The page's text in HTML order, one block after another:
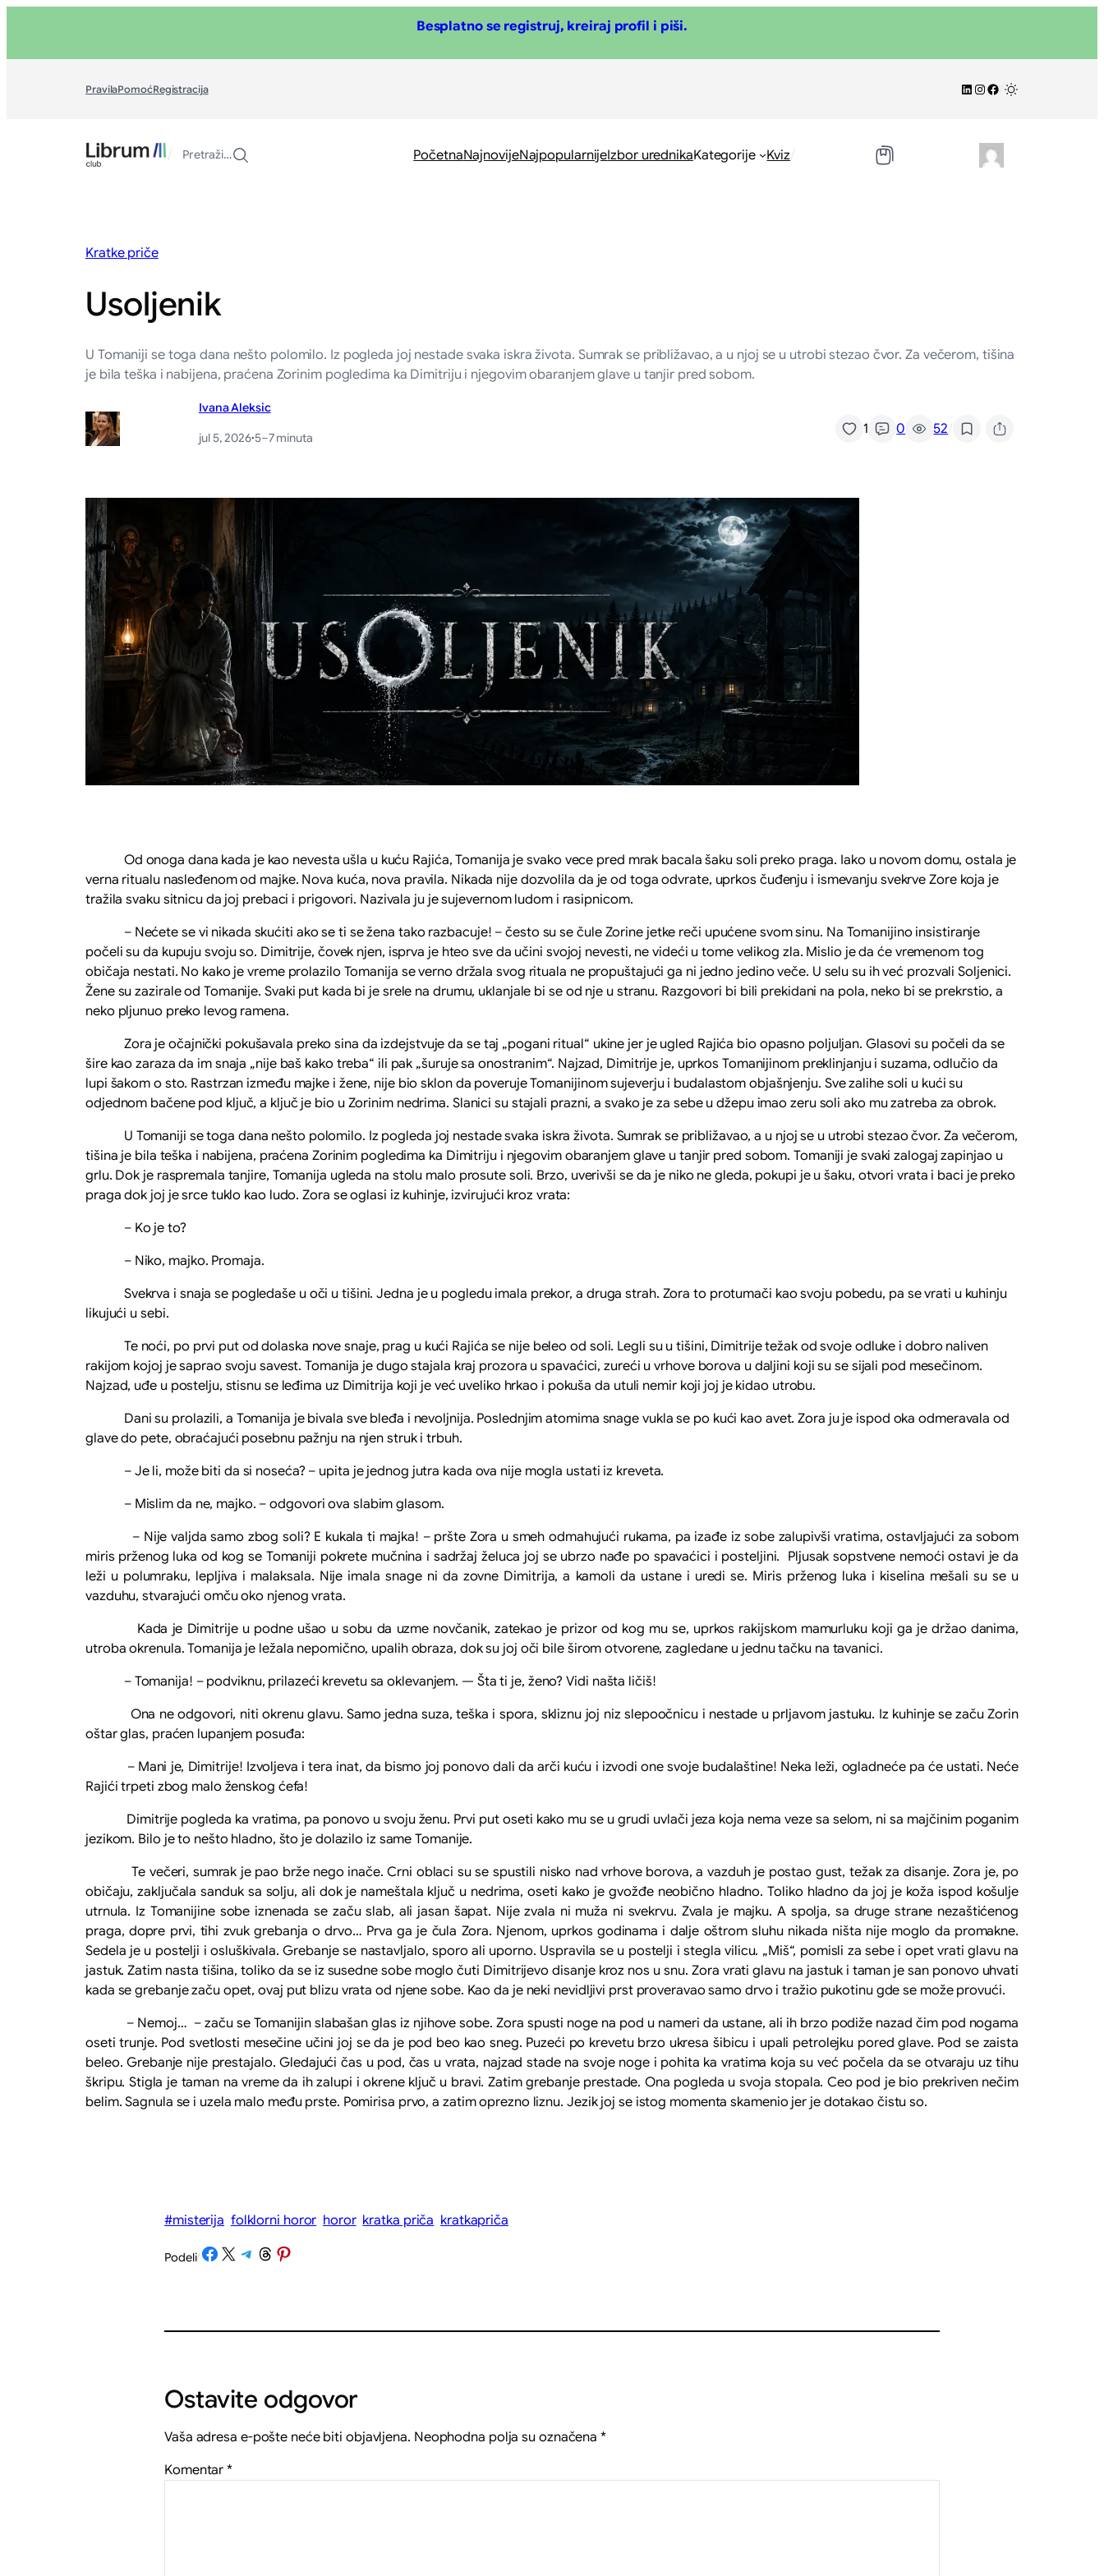
sadržaj
Besplatno se registruj, kreiraj profil i piši.
PravilaPomoćRegistracija LinkedIn
Instagram
Facebook
/ Pretraži… PočetnaNajnovijeNajpopularnijeIzbor urednikaKategorije Kviz/
Kratke priče
Usoljenik
U Tomaniji se toga dana nešto polomilo. Iz pogleda joj nestade svaka iskra života. Sumrak se približavao, a u njoj se u utrobi stezao čvor. Za večerom, tišina
je bila teška i nabijena, praćena Zorinim pogledima ka Dimitriju i njegovim obaranjem glave u tanjir pred sobom.
Ivana Aleksic
jul 5, 2026·5–7 minuta
1 0 52/
Od onoga dana kada je kao nevesta ušla u kuću Rajića, Tomanija je svako vece pred mrak bacala šaku soli preko praga. Iako u novom domu, ostala je
verna ritualu nasleđenom od majke. Nova kuća, nova pravila. Nikada nije dozvolila da je od toga odvrate, uprkos čuđenju i ismevanju svekrve Zore koja je
tražila svaku sitnicu da joj prebaci i prigovori. Nazivala ju je sujevernom ludom i rasipnicom.
– Nećete se vi nikada skućiti ako se ti se žena tako razbacuje! – često su se čule Zorine jetke reči upućene svom sinu. Na Tomanijino insistiranje
počeli su da kupuju svoju so. Dimitrije, čovek njen, isprva je hteo sve da učini svojoj nevesti, ne videći u tome velikog zla. Mislio je da će vremenom tog
običaja nestati. No kako je vreme prolazilo Tomanija se verno držala svog rituala ne propuštajući ga ni jedno jedino veče. U selu su ih već prozvali Soljenici.
Žene su zazirale od Tomanije. Svaki put kada bi je srele na drumu, uklanjale bi se od nje u stranu. Razgovori bi bili prekidani na pola, neko bi se prekrstio, a
neko pljunuo preko levog ramena.
Zora je očajnički pokušavala preko sina da izdejstvuje da se taj „pogani ritual“ ukine jer je ugled Rajića bio opasno poljuljan. Glasovi su počeli da se
šire kao zaraza da im snaja „nije baš kako treba“ ili pak „šuruje sa onostranim“. Najzad, Dimitrije je, uprkos Tomanijinom preklinjanju i suzama, odlučio da
lupi šakom o sto. Rastrzan između majke i žene, nije bio sklon da poveruje Tomanijinom sujeverju i budalastom objašnjenju. Sve zalihe soli u kući su
odjednom bačene pod ključ, a ključ je bio u Zorinim nedrima. Slanici su stajali prazni, a svako je za sebe u džepu imao zeru soli ako mu zatreba za obrok.
U Tomaniji se toga dana nešto polomilo. Iz pogleda joj nestade svaka iskra života. Sumrak se približavao, a u njoj se u utrobi stezao čvor. Za večerom,
tišina je bila teška i nabijena, praćena Zorinim pogledima ka Dimitriju i njegovim obaranjem glave u tanjir pred sobom. Tomaniji je svaki zalogaj zapinjao u
grlu. Dok je raspremala tanjire, Tomanija ugleda na stolu malo prosute soli. Brzo, uverivši se da je niko ne gleda, pokupi je u šaku, otvori vrata i baci je preko
praga dok joj je srce tuklo kao ludo. Zora se oglasi iz kuhinje, izvirujući kroz vrata:
– Ko je to?
– Niko, majko. Promaja.
Svekrva i snaja se pogledaše u oči u tišini. Jedna je u pogledu imala prekor, a druga strah. Zora to protumači kao svoju pobedu, pa se vrati u kuhinju
likujući u sebi.
Te noći, po prvi put od dolaska nove snaje, prag u kući Rajića se nije beleo od soli. Legli su u tišini, Dimitrije težak od svoje odluke i dobro naliven
rakijom kojoj je saprao svoju savest. Tomanija je dugo stajala kraj prozora u spavaćici, zureći u vrhove borova u daljini koji su se sijali pod mesečinom.
Najzad, uđe u postelju, stisnu se leđima uz Dimitrija koji je već uveliko hrkao i pokuša da utuli nemir koji joj je kidao utrobu.
Dani su prolazili, a Tomanija je bivala sve bleđa i nevoljnija. Poslednjim atomima snage vukla se po kući kao avet. Zora ju je ispod oka odmeravala od
glave do pete, obraćajući posebnu pažnju na njen struk i trbuh.
– Je li, može biti da si noseća? – upita je jednog jutra kada ova nije mogla ustati iz kreveta.
– Mislim da ne, majko. – odgovori ova slabim glasom.
– Nije valjda samo zbog soli? E kukala ti majka! – pršte Zora u smeh odmahujući rukama, pa izađe iz sobe zalupivši vratima, ostavljajući za sobom
miris prženog luka od kog se Tomaniji pokrete mučnina i sadržaj želuca joj se ubrzo nađe po spavaćici i posteljini. Pljusak sopstvene nemoći ostavi je da
leži u polumraku, lepljiva i malaksala. Nije imala snage ni da zovne Dimitrija, a kamoli da ustane i uredi se. Miris prženog luka i kiselina mešali su se u
vazduhu, stvarajući omču oko njenog vrata.
Kada je Dimitrije u podne ušao u sobu da uzme novčanik, zatekao je prizor od kog mu se, uprkos rakijskom mamurluku koji ga je držao danima,
utroba okrenula. Tomanija je ležala nepomično, upalih obraza, dok su joj oči bile širom otvorene, zagledane u jednu tačku na tavanici.
– Tomanija! – podviknu, prilazeći krevetu sa oklevanjem. — Šta ti je, ženo? Vidi našta ličiš!
Ona ne odgovori, niti okrenu glavu. Samo jedna suza, teška i spora, skliznu joj niz slepoočnicu i nestade u prljavom jastuku. Iz kuhinje se začu Zorin
oštar glas, praćen lupanjem posuđa:
– Mani je, Dimitrije! Izvoljeva i tera inat, da bismo joj ponovo dali da arči kuću i izvodi one svoje budalaštine! Neka leži, ogladneće pa će ustati. Neće
Rajići trpeti zbog malo ženskog ćefa!
Dimitrije pogleda ka vratima, pa ponovo u svoju ženu. Prvi put oseti kako mu se u grudi uvlači jeza koja nema veze sa selom, ni sa majčinim poganim
jezikom. Bilo je to nešto hladno, što je dolazilo iz same Tomanije.
Te večeri, sumrak je pao brže nego inače. Crni oblaci su se spustili nisko nad vrhove borova, a vazduh je postao gust, težak za disanje. Zora je, po
običaju, zaključala sanduk sa solju, ali dok je nameštala ključ u nedrima, oseti kako je gvožđe neobično hladno. Toliko hladno da joj je koža ispod košulje
utrnula. Iz Tomanijine sobe iznenada se začu slab, ali jasan šapat. Nije zvala ni muža ni svekrvu. Zvala je majku. A spolja, sa druge strane nezaštićenog
praga, dopre prvi, tihi zvuk grebanja o drvo… Prva ga je čula Zora. Njenom, uprkos godinama i dalje oštrom sluhu nikada ništa nije moglo da promakne.
Sedela je u postelji i osluškivala. Grebanje se nastavljalo, sporo ali uporno. Uspravila se u postelji i stegla vilicu. „Miš“, pomisli za sebe i opet vrati glavu na
jastuk. Zatim nasta tišina, toliko da se iz susedne sobe moglo čuti Dimitrijevo disanje kroz nos u snu. Zora vrati glavu na jastuk i taman je san ponovo uhvati
kada se grebanje začu opet, ovaj put blizu vrata od njene sobe. Kao da je neki nevidljivi prst proveravao samo drvo i tražio pukotinu gde se može provući.
– Nemoj… – začu se Tomanijin slabašan glas iz njihove sobe. Zora spusti noge na pod u nameri da ustane, ali ih brzo podiže nazad čim pod nogama
oseti trunje. Pod svetlosti mesečine učini joj se da je pod beo kao sneg. Puzeći po krevetu brzo ukresa šibicu i upali petrolejku pored glave. Pod se zaista
beleo. Grebanje nije prestajalo. Gledajući čas u pod, čas u vrata, najzad stade na svoje noge i pohita ka vratima koja su već počela da se otvaraju uz tihu
škripu. Stigla je taman na vreme da ih zalupi i okrene ključ u bravi. Zatim grebanje prestade. Ona pogleda u svoja stopala. Ceo pod je bio prekriven nečim
belim. Sagnula se i uzela malo među prste. Pomirisa prvo, a zatim oprezno liznu. Jezik joj se istog momenta skamenio jer je dotakao čistu so.
#misterija folklorni horor horor kratka priča kratkapriča
Podeli/Share on Facebook
Share on X Share on Telegram
Share on Threads
Share on Pinterest
Ostavite odgovor
Vaša adresa e-pošte neće biti objavljena. Neophodna polja su označena*
Komentar*